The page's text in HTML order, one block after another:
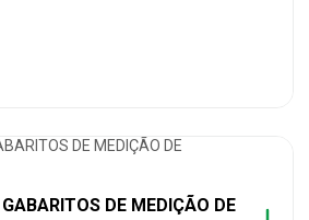
DE MEDIÇÃO DE